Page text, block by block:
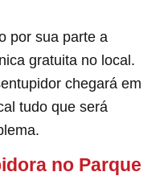
por sua parte a
gratuita no local.
chegará em
tudo que será
no Parque